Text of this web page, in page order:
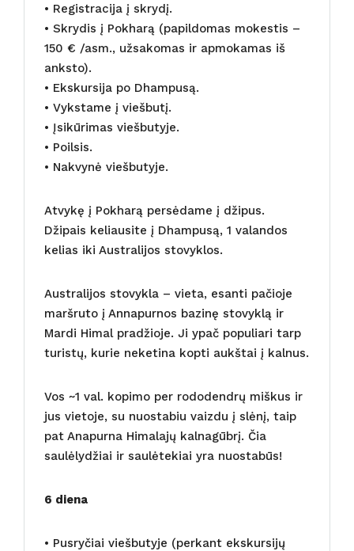
• Registracija į skrydį.
• Skrydis į Pokharą (papildomas mokestis –
150 € /asm., užsakomas ir apmokamas iš
anksto).
• Ekskursija po Dhampusą.
• Vykstame į viešbutį.
• Įsikūrimas viešbutyje.
• Poilsis.
• Nakvynė viešbutyje.
Atvykę į Pokharą persėdame į džipus.
Džipais keliausite į Dhampusą, 1 valandos
kelias iki Australijos stovyklos.
Australijos stovykla – vieta, esanti pačioje
maršruto į Annapurnos bazinę stovyklą ir
Mardi Himal pradžioje. Ji ypač populiari tarp
turistų, kurie neketina kopti aukštai į kalnus.
Vos ~1 val. kopimo per rododendrų miškus ir
jus vietoje, su nuostabiu vaizdu į slėnį, taip
pat Anapurna Himalajų kalnagūbrį. Čia
saulėlydžiai ir saulėtekiai yra nuostabūs!
6 diena
• Pusryčiai viešbutyje (perkant ekskursijų